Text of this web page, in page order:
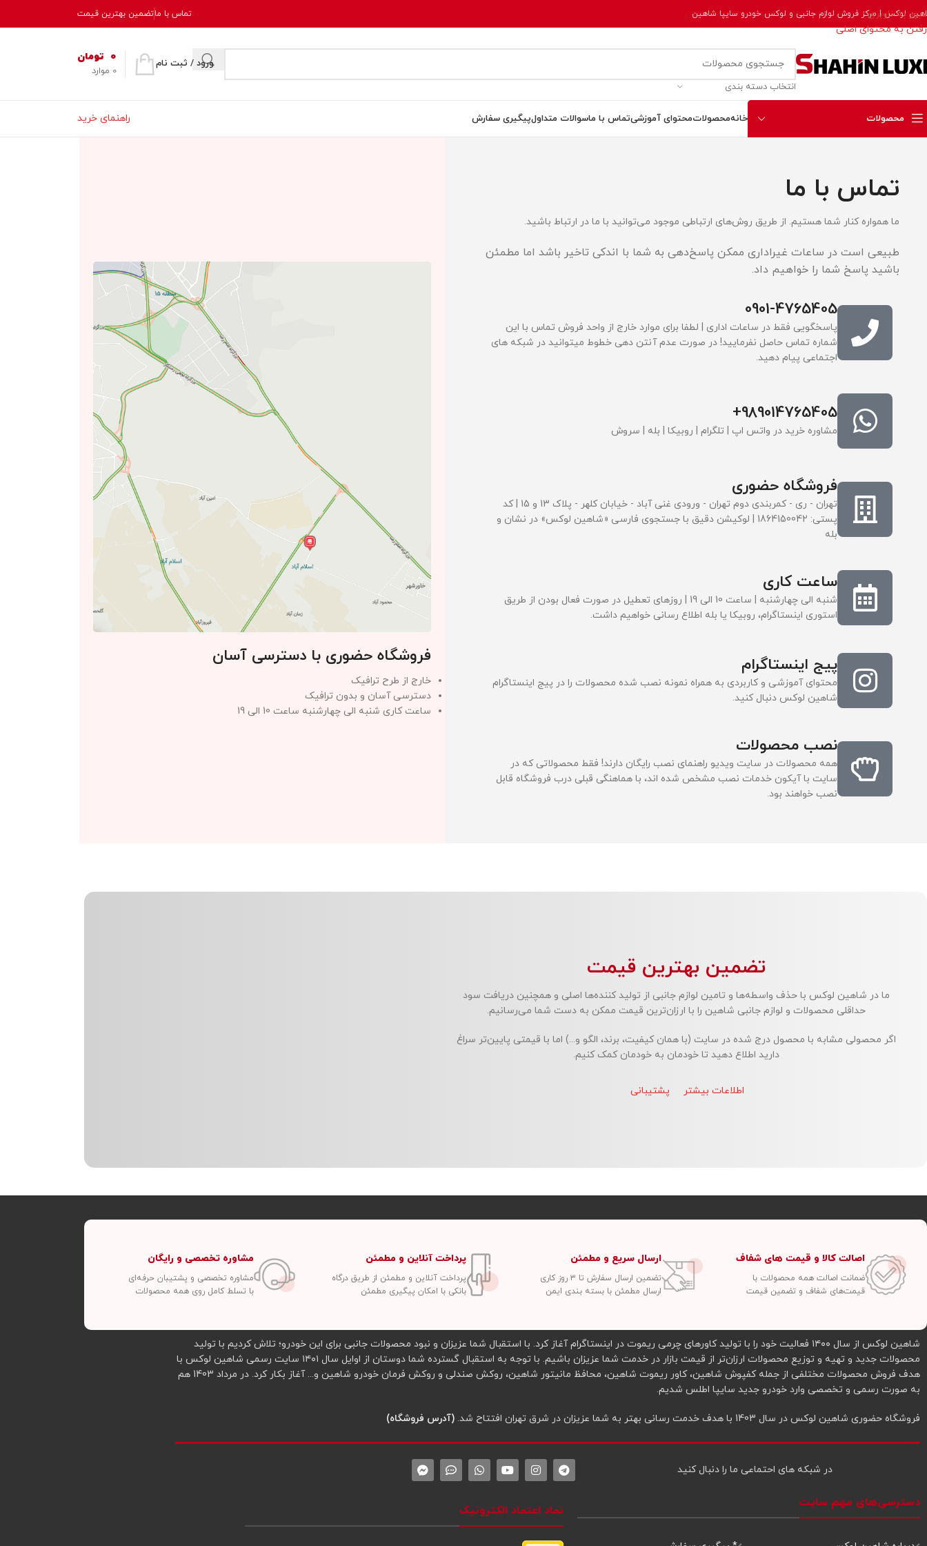
عبور به ناوبری
رفتن به محتوای اصلی
لوکس | مرکز فروش لوازم جانبی و لوکس خودرو سایپا شاهین تماس با ماتضمین بهترین قیمت
انتخاب دسته بندی
ورود / ثبت نام
0 موارد
0 تومان
محصولات خانهمحصولاتمحتوای آموزشیتماس با ماسوالات متداولپیگیری سفارش راهنمای خرید
تماس با ما
ما همواره کنار شما هستیم. از طریق روش‌های ارتباطی موجود می‌توانید با ما در ارتباط باشید.
طبیعی است در ساعات غیراداری ممکن پاسخ‌دهی به شما با اندکی تاخیر باشد اما مطمئن
باشید پاسخ شما را خواهیم داد.
0901-4765405
پاسخگویی فقط در ساعات اداری | لطفا برای موارد خارج از واحد فروش تماس با این
شماره تماس حاصل نفرمایید! در صورت عدم آنتن دهی خطوط میتوانید در شبکه های
اجتماعی پیام دهید.
989014765405+
مشاوره خرید در واتس اپ | تلگرام | روبیکا | بله | سروش
فروشگاه حضوری
تهران - ری - کمربندی دوم تهران - ورودی غنی آباد - خیابان کلهر - پلاک 13 و 15 | کد
پستی: 1864150042 | لوکیشن دقیق با جستجوی فارسی «شاهین لوکس» در نشان و
بله
ساعت کاری
شنبه الی چهارشنبه | ساعت 10 الی 19 | روزهای تعطیل در صورت فعال بودن از طریق
استوری اینستاگرام، روبیکا یا بله اطلاع رسانی خواهیم داشت.
پیج اینستاگرام
محتوای آموزشی و کاربردی به همراه نمونه نصب شده محصولات را در پیج اینستاگرام
شاهین لوکس دنبال کنید.
نصب محصولات
همه محصولات در سایت ویدیو راهنمای نصب رایگان دارند! فقط محصولاتی که در
سایت با آیکون خدمات نصب مشخص شده اند، با هماهنگی قبلی درب فروشگاه قابل
نصب خواهند بود.
فروشگاه حضوری با دسترسی آسان
خارج از طرح ترافیک
دسترسی آسان و بدون ترافیک
ساعت کاری شنبه الی چهارشنبه ساعت 10 الی 19
تضمین بهترین قیمت
ما در شاهین لوکس با حذف واسطه‌ها و تامین لوازم جانبی از تولید کننده‌ها اصلی و همچنین دریافت سود
حداقلی محصولات و لوازم جانبی شاهین را با ارزان‌ترین قیمت ممکن به دست شما می‌رسانیم.
اگر محصولی مشابه با محصول درج شده در سایت (با همان کیفیت، برند، الگو و...) اما با قیمتی پایین‌تر سراغ
دارید اطلاع دهید تا خودمان به خودمان کمک کنیم.
اطلاعات بیشتر پشتیبانی
اصالت کالا و قیمت های شفاف
ضمانت اصالت همه محصولات با
قیمت‌های شفاف و تضمین قیمت
ارسال سریع و مطمئن
تضمین ارسال سفارش تا ۳ روز کاری
ارسال مطمئن با بسته بندی ایمن
پرداخت آنلاین و مطمئن
پرداخت آنلاین و مطمئن از طریق درگاه
بانکی با امکان پیگیری مطمئن
مشاوره تخصصی و رایگان
مشاوره تخصصی و پشتیبان حرفه‌ای
با تسلط کامل روی همه محصولات
شاهین لوکس از سال ۱۴۰۰ فعالیت خود را با تولید کاورهای چرمی ریموت در اینستاگرام آغاز کرد. با استقبال شما عزیزان و نبود محصولات جانبی برای این خودرو؛ تلاش کردیم با تولید
محصولات جدید و تهیه و توزیع محصولات ارزان‌تر از قیمت بازار در خدمت شما عزیزان باشیم. با توجه به استقبال گسترده شما دوستان از اوایل سال ۱۴۰۱ سایت رسمی شاهین لوکس با
هدف فروش محصولات مختلفی از جمله کفپوش شاهین، کاور ریموت شاهین، محافظ مانیتور شاهین، روکش صندلی و روکش فرمان خودرو شاهین و... آغاز بکار کرد. در مرداد 1403 هم
به صورت رسمی و تخصصی وارد خودرو جدید سایپا اطلس شدیم.
فروشگاه حضوری شاهین لوکس در سال 1403 با هدف خدمت رسانی بهتر به شما عزیزان در شرق تهران افتتاح شد. (آدرس فروشگاه)
در شبکه‌ های احتماعی ما را دنبال کنید
دسترسی‌های مهم سایت
نماد اعتماد الکترونیک